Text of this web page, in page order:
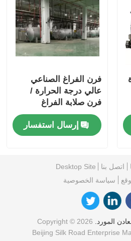
فرن الفراغ الصناعي
عالي درجة الحرارة /
فرن صلابة الفراغ
مستقرة
إرسال استفسار
اتصل بنا
Desktop Site
سياسة الخصوصية
المورد. Copyright © 2026
Beijing Silk Road Enterprise